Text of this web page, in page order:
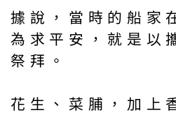
據說，當時的船家
為求平安，就是以
祭拜。
花生、菜脯，加上